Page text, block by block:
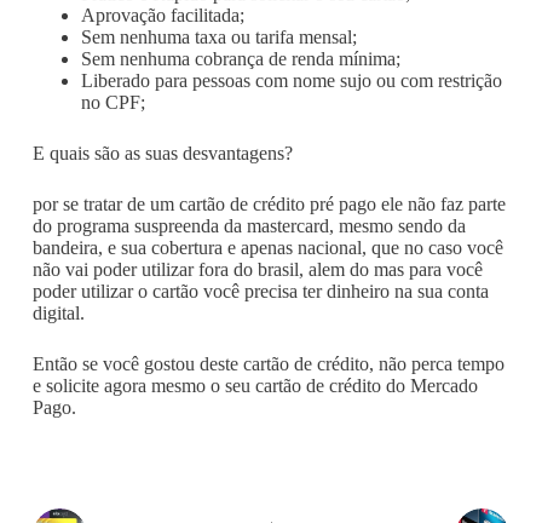
Aprovação facilitada;
Sem nenhuma taxa ou tarifa mensal;
Sem nenhuma cobrança de renda mínima;
Liberado para pessoas com nome sujo ou com restrição
no CPF;
E quais são as suas desvantagens?
por se tratar de um cartão de crédito pré pago ele não faz parte
do programa suspreenda da mastercard, mesmo sendo da
bandeira, e sua cobertura e apenas nacional, que no caso você
não vai poder utilizar fora do brasil, alem do mas para você
poder utilizar o cartão você precisa ter dinheiro na sua conta
digital.
Então se você gostou deste cartão de crédito, não perca tempo
e solicite agora mesmo o seu cartão de crédito do Mercado
Pago.